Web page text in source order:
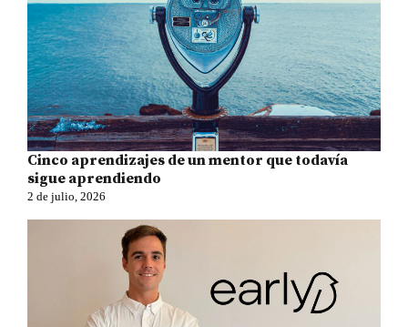
Cinco aprendizajes de un mentor que todavía
sigue aprendiendo
2 de julio, 2026